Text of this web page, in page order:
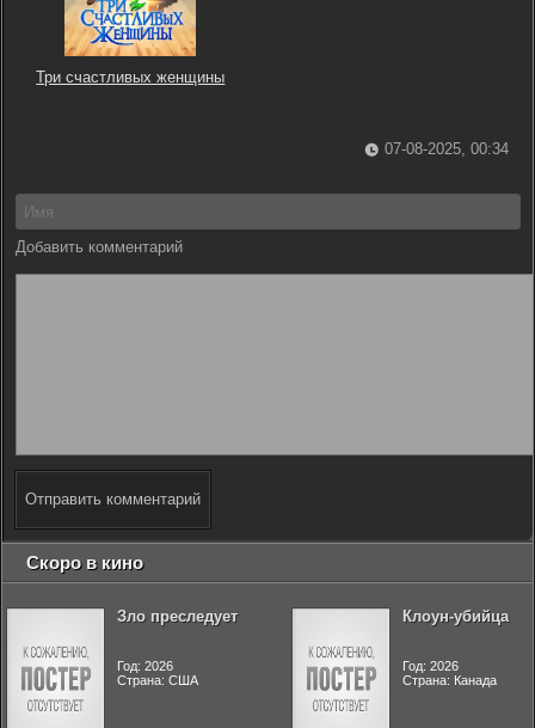
Три счастливых женщины
07-08-2025, 00:34
Добавить комментарий
Отправить комментарий
Скоро в кино
Зло преследует
Год: 2026
Страна: США
Клоун-убийца
Год: 2026
Страна: Канада